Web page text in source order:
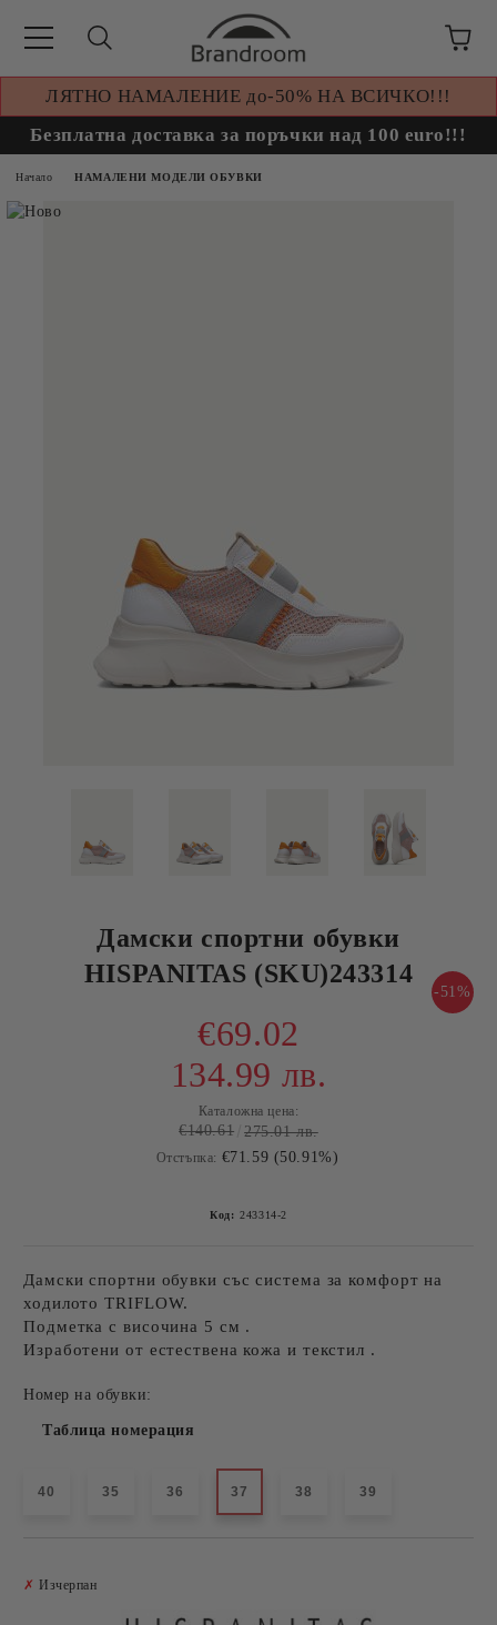
ЛЯТНО НАМАЛЕНИЕ до-50% НА ВСИЧКО!!!
Безплатна доставка за поръчки над 100 euro!!!
Начало НАМАЛЕНИ МОДЕЛИ ОБУВКИ
Дамски спортни обувки
HISPANITAS (SKU)243314
-51%
€69.02
134.99 лв.
Каталожна цена:
€140.61 275.01 лв.
Отстъпка: €71.59 (50.91%)
Код: 243314-2
Дамски спортни обувки със система за комфорт на
ходилото TRIFLOW.
Подметка с височина 5 см .
Изработени от естествена кожа и текстил .
Номер на обувки:
Таблица номерация
40 35 36 37 38 39
✗ Изчерпан